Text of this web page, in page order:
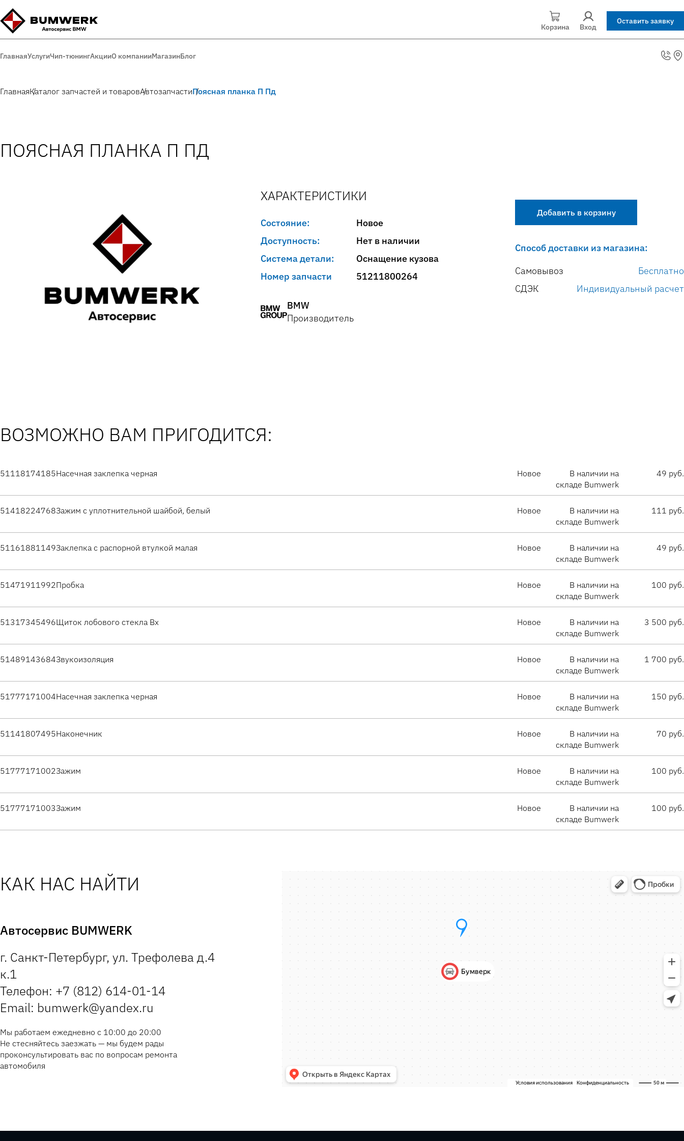
Корзина Вход
Оставить заявку
ГлавнаяУслугиЧип-тюнингАкцииО компанииМагазинБлог
ГлавнаяКаталог запчастей и товаровАвтозапчастиПоясная планка П Пд
ПОЯСНАЯ ПЛАНКА П ПД
ХАРАКТЕРИСТИКИ
Состояние:
Новое
Доступность:
Нет в наличии
Система детали:
Оснащение кузова
Номер запчасти
51211800264
BMW
Производитель
Добавить в корзину
Способ доставки из магазина:
Самовывоз
Бесплатно
СДЭК
Индивидуальный расчет
ВОЗМОЖНО ВАМ ПРИГОДИТСЯ:
51118174185Насечная заклепка черная Новое
В наличии на
складе Bumwerk
49 руб.
51418224768Зажим с уплотнительной шайбой, белый Новое
В наличии на
складе Bumwerk
111 руб.
51161881149Заклепка с распорной втулкой малая Новое
В наличии на
складе Bumwerk
49 руб.
51471911992Пробка Новое
В наличии на
складе Bumwerk
100 руб.
51317345496Щиток лобового стекла Вх Новое
В наличии на
складе Bumwerk
3 500 руб.
51489143684Звукоизоляция Новое
В наличии на
складе Bumwerk
1 700 руб.
51777171004Насечная заклепка черная Новое
В наличии на
складе Bumwerk
150 руб.
51141807495Наконечник Новое
В наличии на
складе Bumwerk
70 руб.
51777171002Зажим Новое
В наличии на
складе Bumwerk
100 руб.
51777171003Зажим Новое
В наличии на
складе Bumwerk
100 руб.
КАК НАС НАЙТИ
Автосервис BUMWERK
г. Санкт-Петербург, ул. Трефолева д.4
к.1
Телефон: +7 (812) 614-01-14
Email: bumwerk@yandex.ru
Мы работаем ежедневно с 10:00 до 20:00
Не стесняйтесь заезжать — мы будем рады
проконсультировать вас по вопросам ремонта
автомобиля